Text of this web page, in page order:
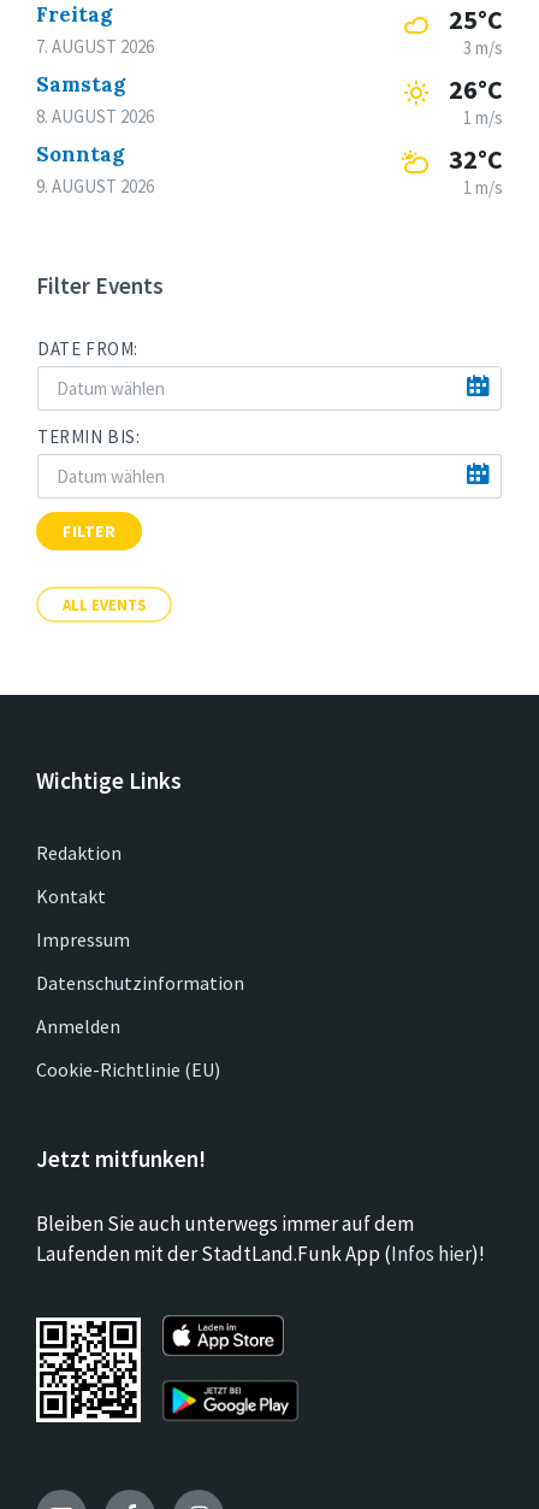
Freitag
7. AUGUST 2026
25°C
3 m/s
Samstag
8. AUGUST 2026
26°C
1 m/s
Sonntag
9. AUGUST 2026
32°C
1 m/s
Filter Events
DATE FROM:
TERMIN BIS:
FILTER
ALL EVENTS
Wichtige Links
Redaktion
Kontakt
Impressum
Datenschutzinformation
Anmelden
Cookie-Richtlinie (EU)
Jetzt mitfunken!
Bleiben Sie auch unterwegs immer auf dem
Laufenden mit der StadtLand.Funk App (Infos hier)!